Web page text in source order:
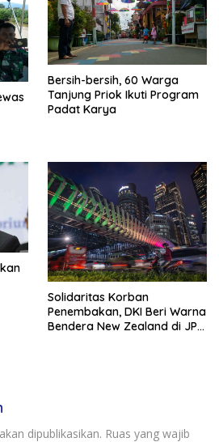
Bersih-bersih, 60 Warga
Tanjung Priok Ikuti Program
Padat Karya
Solidaritas Korban
Penembakan, DKI Beri Warna
Bendera New Zealand di JPO
dipublikasikan. Ruas yang wajib